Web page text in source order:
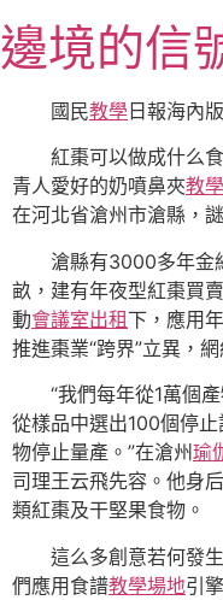
至
主
邊境的信
國民教學 日報海內
紅棗可以做成什么
青人愛好的奶噴鼻夾教
在河北省滄州市滄縣，
滄縣有3000多年金
畝，建有年夜型紅棗買
動會議室出租下，應用
推進棗業“跨界”立異，
“我們每年從1萬個
從樣品中選出100個停
物停止量產。”在滄州瑜
司理王云飛先容。他身
類紅棗及干堅果食物。
這么多創意若何發
們應用食譜教學場地引